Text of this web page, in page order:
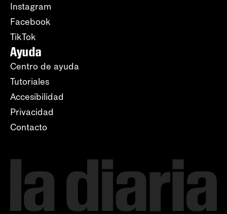
Instagram
Facebook
TikTok
Ayuda
Centro de ayuda
Tutoriales
Accesibilidad
Privacidad
Contacto